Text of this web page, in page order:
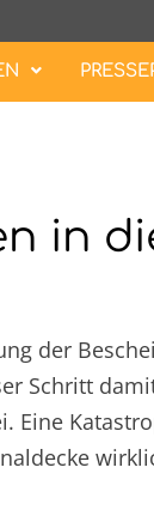
in
der
Schritt
Eine